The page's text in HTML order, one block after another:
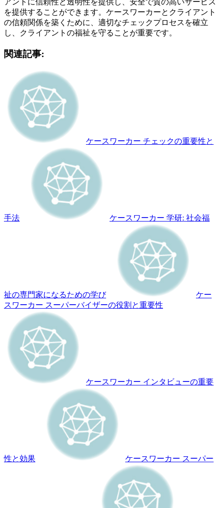
アントに信頼性と透明性を提供し、安全で質の高いサービス
を提供することができます。ケースワーカーとクライアント
の信頼関係を築くために、適切なチェックプロセスを確立
し、クライアントの福祉を守ることが重要です。
関連記事:
ケースワーカー チェックの重要性と
手法 ケースワーカー 学研: 社会福
祉の専門家になるための学び
ケー
スワーカー スーパーバイザーの役割と重要性
ケースワーカー インタビューの重要
性と効果 ケースワーカー スーパー